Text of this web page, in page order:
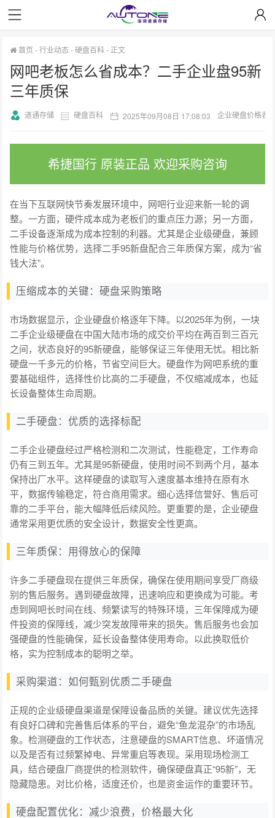
首页 -行业动态-硬盘百科- 正文
网吧老板怎么省成本？二手企业盘95新
三年质保
道通存储 硬盘百科 2025年09月08日 17:08:03 企业硬盘价格表
希捷国行 原装正品 欢迎采购咨询
在当下互联网快节奏发展环境中，网吧行业迎来新一轮的调
整。一方面，硬件成本成为老板们的重点压力源；另一方面，
二手设备逐渐成为成本控制的利器。尤其是企业级硬盘，兼顾
性能与价格优势，选择二手95新盘配合三年质保方案，成为“省
钱大法”。
压缩成本的关键：硬盘采购策略
市场数据显示，企业硬盘价格逐年下降。以2025年为例，一块
二手企业级硬盘在中国大陆市场的成交价平均在两百到三百元
之间，状态良好的95新硬盘，能够保证三年使用无忧。相比新
硬盘一千多元的价格，节省空间巨大。硬盘作为网吧系统的重
要基础组件，选择性价比高的二手硬盘，不仅缩减成本，也延
长设备整体生命周期。
二手硬盘：优质的选择标配
二手企业硬盘经过严格检测和二次测试，性能稳定，工作寿命
仍有三到五年。尤其是95新硬盘，使用时间不到两个月，基本
保持出厂水平。这样硬盘的读取写入速度基本维持在原有水
平，数据传输稳定，符合商用需求。细心选择信誉好、售后可
靠的二手平台，能大幅降低后续风险。更重要的是，企业硬盘
通常采用更优质的安全设计，数据安全性更高。
三年质保：用得放心的保障
许多二手硬盘现在提供三年质保，确保在使用期间享受厂商级
别的售后服务。遇到硬盘故障，迅速响应和更换成为可能。考
虑到网吧长时间在线、频繁读写的特殊环境，三年保障成为硬
件投资的保障线，减少突发故障带来的损失。售后服务也会加
强硬盘的性能确保，延长设备整体使用寿命。以此换取低价
格，实为控制成本的聪明之举。
采购渠道：如何甄别优质二手硬盘
正规的企业级硬盘渠道是保障设备品质的关键。建议优先选择
有良好口碑和完善售后体系的平台，避免“鱼龙混杂”的市场乱
象。检测硬盘的工作状态，注意硬盘的SMART信息、坏道情况
以及是否有过频繁掉电、异常重启等表现。采用现场检测工
具，结合硬盘厂商提供的检测软件，确保硬盘真正“95新”，无
隐藏隐患。对比价格，适度还价，也是资金运作的重要环节。
硬盘配置优化：减少浪费，价格最大化